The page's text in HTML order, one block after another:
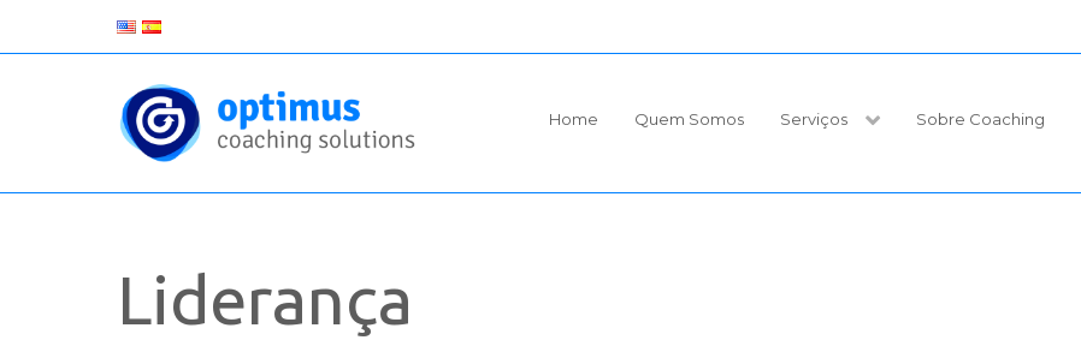
Home Quem Somos Serviços Sobre Coaching
Liderança